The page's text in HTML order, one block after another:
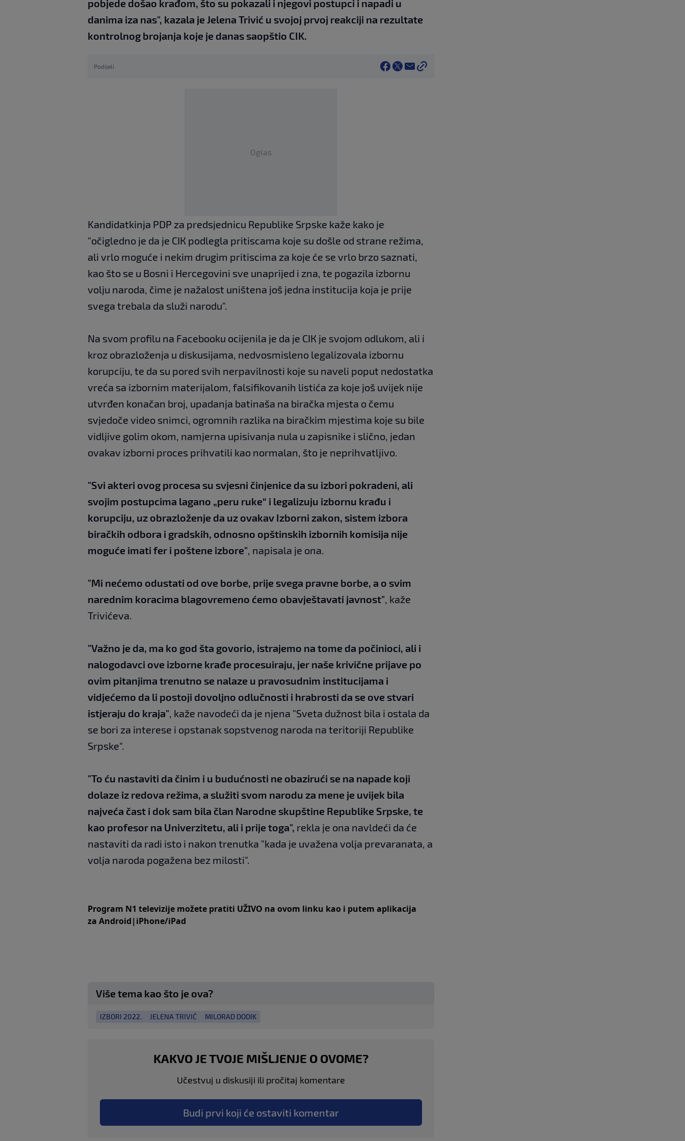
pobjede došao krađom, što su pokazali i njegovi postupci i napadi u
danima iza nas", kazala je Jelena Trivić u svojoj prvoj reakciji na rezultate
kontrolnog brojanja koje je danas saopštio CIK.
Podijeli
Oglas
Kandidatkinja PDP za predsjednicu Republike Srpske kaže kako je
"očigledno je da je CIК podlegla pritiscama koje su došle od strane režima,
ali vrlo moguće i nekim drugim pritiscima za koje će se vrlo brzo saznati,
kao što se u Bosni i Hercegovini sve unaprijed i zna, te pogazila izbornu
volju naroda, čime je nažalost uništena još jedna institucija koja je prije
svega trebala da služi narodu".
Na svom profilu na Facebooku ocijenila je da je CIК je svojom odlukom, ali i
kroz obrazloženja u diskusijama, nedvosmisleno legalizovala izbornu
korupciju, te da su pored svih nerpavilnosti koje su naveli poput nedostatka
vreća sa izbornim materijalom, falsifikovanih listića za koje još uvijek nije
utvrđen konačan broj, upadanja batinaša na biračka mjesta o čemu
svjedoče video snimci, ogromnih razlika na biračkim mjestima koje su bile
vidljive golim okom, namjerna upisivanja nula u zapisnike i slično, jedan
ovakav izborni proces prihvatili kao normalan, što je neprihvatljivo.
"Svi akteri ovog procesa su svjesni činjenice da su izbori pokradeni, ali
svojim postupcima lagano „peru ruke“ i legalizuju izbornu krađu i
korupciju, uz obrazloženje da uz ovakav Izborni zakon, sistem izbora
biračkih odbora i gradskih, odnosno opštinskih izbornih komisija nije
moguće imati fer i poštene izbore", napisala je ona.
"Mi nećemo odustati od ove borbe, prije svega pravne borbe, a o svim
narednim koracima blagovremeno ćemo obavještavati javnost", kaže
Trivićeva.
"Važno je da, ma ko god šta govorio, istrajemo na tome da počinioci, ali i
nalogodavci ove izborne krađe procesuiraju, jer naše krivične prijave po
ovim pitanjima trenutno se nalaze u pravosudnim institucijama i
vidjećemo da li postoji dovoljno odlučnosti i hrabrosti da se ove stvari
istjeraju do kraja", kaže navodeći da je njena "Sveta dužnost bila i ostala da
se bori za interese i opstanak sopstvenog naroda na teritoriji Republike
Srpske".
"To ću nastaviti da činim i u budućnosti ne obazirući se na napade koji
dolaze iz redova režima, a služiti svom narodu za mene je uvijek bila
najveća čast i dok sam bila član Narodne skupštine Republike Srpske, te
kao profesor na Univerzitetu, ali i prije toga", rekla je ona navldeći da će
nastaviti da radi isto i nakon trenutka "kada je uvažena volja prevaranata, a
volja naroda pogažena bez milosti".
Program N1 televizije možete pratiti UŽIVO na ovom linku kao i putem aplikacija
za Android|iPhone/iPad
Više tema kao što je ova?
IZBORI 2022. JELENA TRIVIĆ MILORAD DODIK
KAKVO JE TVOJE MIŠLJENJE O OVOME?
Učestvuj u diskusiji ili pročitaj komentare
Budi prvi koji će ostaviti komentar